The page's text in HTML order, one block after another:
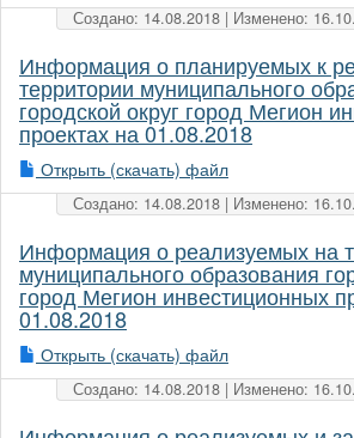
Создано: 14.08.2018 | Изменено:
Информация о планируемых к
территории муниципального
городской округ город Мегион
проектах на 01.08.2018
Открыть (скачать) файл
Создано: 14.08.2018 | Изменено:
Информация о реализуемых на
муниципального образования
город Мегион инвестиционных
01.08.2018
Открыть (скачать) файл
Создано: 14.08.2018 | Изменено: